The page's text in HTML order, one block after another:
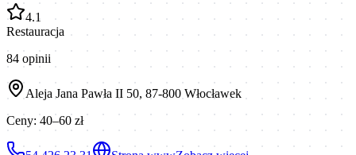
4.1
Restauracja
84 opinii
Aleja Jana Pawła II 50, 87-800 Włocławek
Ceny: 40–60 zł